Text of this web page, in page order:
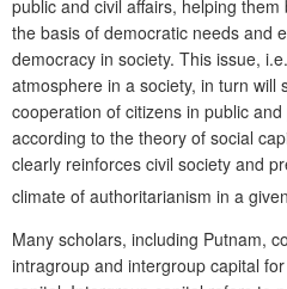
public and civil affairs, helping
the basis of democratic needs and
democracy in society. This issue,
atmosphere in a society, in turn will
cooperation of citizens in public
according to the theory of social
clearly reinforces civil society and
climate of authoritarianism in a
Many scholars, including Putnam,
intragroup and intergroup capital